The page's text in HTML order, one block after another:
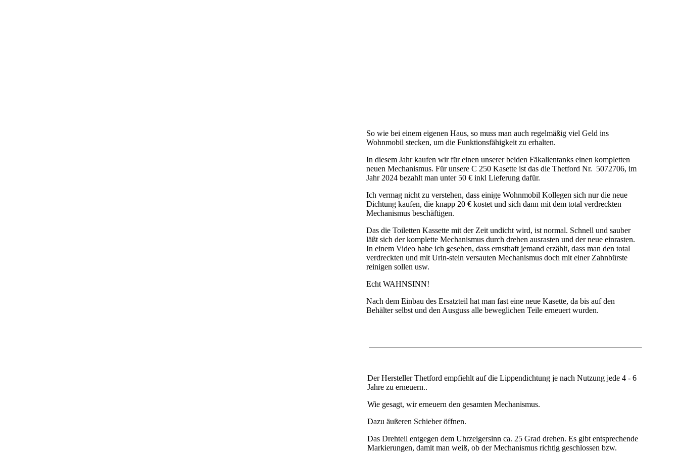
So wie bei einem eigenen Haus, so muss man auch regelmäßig viel Geld ins
Wohnmobil stecken, um die Funktionsfähigkeit zu erhalten.
In diesem Jahr kaufen wir für einen unserer beiden Fäkalientanks einen kompletten
neuen Mechanismus. Für unsere C 250 Kasette ist das die Thetford Nr. 5072706, im
Jahr 2024 bezahlt man unter 50 € inkl Lieferung dafür.
Ich vermag nicht zu verstehen, dass einige Wohnmobil Kollegen sich nur die neue
Dichtung kaufen, die knapp 20 € kostet und sich dann mit dem total verdreckten
Mechanismus beschäftigen.
Das die Toiletten Kassette mit der Zeit undicht wird, ist normal. Schnell und sauber
läßt sich der komplette Mechanismus durch drehen ausrasten und der neue einrasten.
In einem Video habe ich gesehen, dass ernsthaft jemand erzählt, dass man den total
verdreckten und mit Urin-stein versauten Mechanismus doch mit einer Zahnbürste
reinigen sollen usw.
Echt WAHNSINN!
Nach dem Einbau des Ersatzteil hat man fast eine neue Kasette, da bis auf den
Behälter selbst und den Ausguss alle beweglichen Teile erneuert wurden.
Der Hersteller Thetford empfiehlt auf die Lippendichtung je nach Nutzung jede 4 - 6
Jahre zu erneuern..
Wie gesagt, wir erneuern den gesamten Mechanismus.
Dazu äußeren Schieber öffnen.
Das Drehteil entgegen dem Uhrzeigersinn ca. 25 Grad drehen. Es gibt entsprechende
Markierungen, damit man weiß, ob der Mechanismus richtig geschlossen bzw.